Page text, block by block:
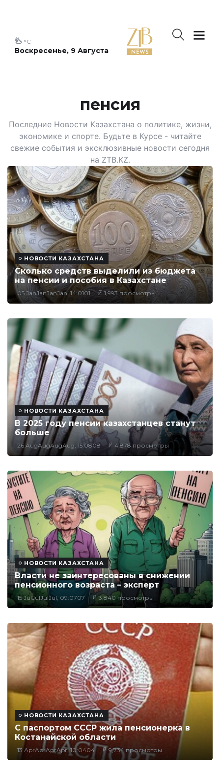
Воскресенье, 9 Августа
°C
пенсия
Последние Новости Казахстана о политике, жизни,
экономике и спорте. Будьте в Курсе - читайте
свежие события и эксклюзивные новости сегодня
на ZTB.KZ.
НОВОСТИ КАЗАХСТАНА
Сколько средств выделили из бюджета
на пенсии и пособия в Казахстане
05 JanJanJanJan, 14:0101 1,993 просмотры
НОВОСТИ КАЗАХСТАНА
В 2025 году пенсии казахстанцев станут
больше
26 AugAugAugAug, 15:0808 4,878 просмотры
НОВОСТИ КАЗАХСТАНА
Власти не заинтересованы в снижении
пенсионного возраста – эксперт
15 JulJulJulJul, 09:0707 3,840 просмотры
НОВОСТИ КАЗАХСТАНА
С паспортом СССР жила пенсионерка в
Костанайской области
13 AprAprAprApr, 10:0404 9,734 просмотры